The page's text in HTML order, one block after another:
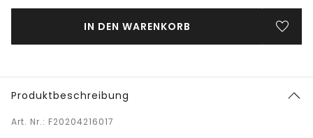
IN DEN WARENKORB
Produktbeschreibung
Art. Nr.: F20204216017